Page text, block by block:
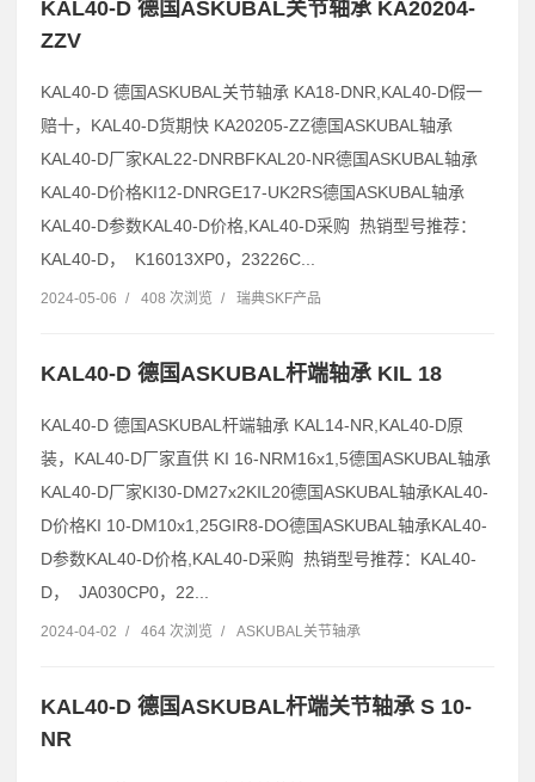
KAL40-D 德国ASKUBAL关节轴承 KA20204-
ZZV
KAL40-D 德国ASKUBAL关节轴承 KA18-DNR,KAL40-D假一
赔十，KAL40-D货期快 KA20205-ZZ德国ASKUBAL轴承
KAL40-D厂家KAL22-DNRBFKAL20-NR德国ASKUBAL轴承
KAL40-D价格KI12-DNRGE17-UK2RS德国ASKUBAL轴承
KAL40-D参数KAL40-D价格,KAL40-D采购 热销型号推荐：
KAL40-D， K16013XP0，23226C...
2024-05-06 / 408 次浏览 / 瑞典SKF产品
KAL40-D 德国ASKUBAL杆端轴承 KIL 18
KAL40-D 德国ASKUBAL杆端轴承 KAL14-NR,KAL40-D原
装，KAL40-D厂家直供 KI 16-NRM16x1,5德国ASKUBAL轴承
KAL40-D厂家KI30-DM27x2KIL20德国ASKUBAL轴承KAL40-
D价格KI 10-DM10x1,25GIR8-DO德国ASKUBAL轴承KAL40-
D参数KAL40-D价格,KAL40-D采购 热销型号推荐：KAL40-
D， JA030CP0，22...
2024-04-02 / 464 次浏览 / ASKUBAL关节轴承
KAL40-D 德国ASKUBAL杆端关节轴承 S 10-
NR